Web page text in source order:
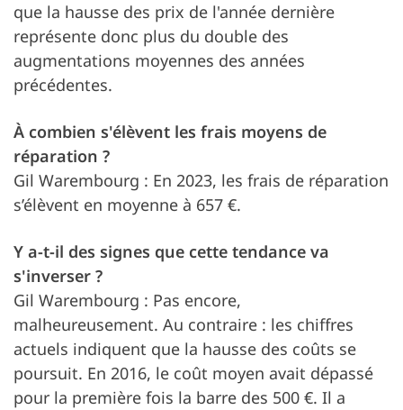
que la hausse des prix de l'année dernière
représente donc plus du double des
augmentations moyennes des années
précédentes.
À combien s'élèvent les frais moyens de
réparation ?
Gil Warembourg : En 2023, les frais de réparation
s’élèvent en moyenne à 657 €.
Y a-t-il des signes que cette tendance va
s'inverser ?
Gil Warembourg : Pas encore,
malheureusement. Au contraire : les chiffres
actuels indiquent que la hausse des coûts se
poursuit. En 2016, le coût moyen avait dépassé
pour la première fois la barre des 500 €. Il a